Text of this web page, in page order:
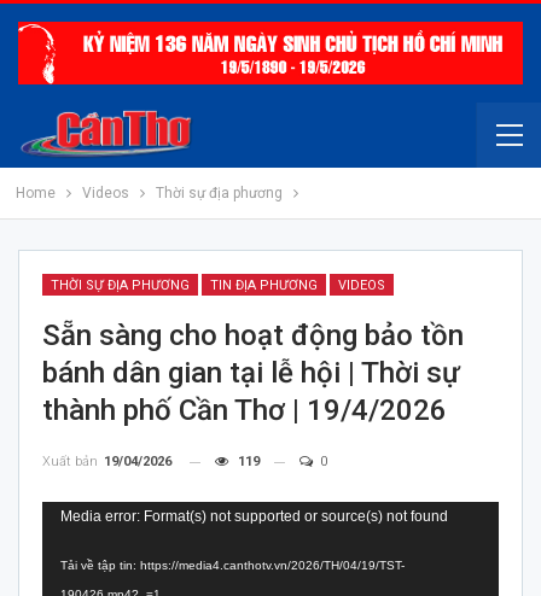
Home Videos Thời sự địa phương
THỜI SỰ ĐỊA PHƯƠNG TIN ĐỊA PHƯƠNG VIDEOS
Sẵn sàng cho hoạt động bảo tồn
bánh dân gian tại lễ hội | Thời sự
thành phố Cần Thơ | 19/4/2026
Xuất bản 19/04/2026 119 0
Trình
Video
Media error: Format(s) not supported or source(s) not found
Tải về tập tin: https://media4.canthotv.vn/2026/TH/04/19/TST-